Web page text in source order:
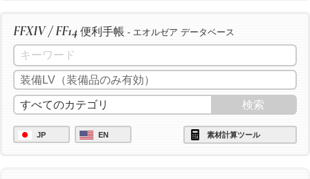
FFXIV / FF14 便利手帳 - エオルゼア データベース
JP EN 素材計算ツール